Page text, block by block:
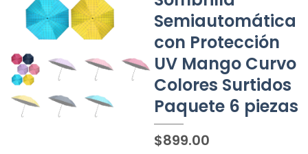
Semiautomática
con Protección
UV Mango Curvo
Colores Surtidos
Paquete 6 piezas
$899.00